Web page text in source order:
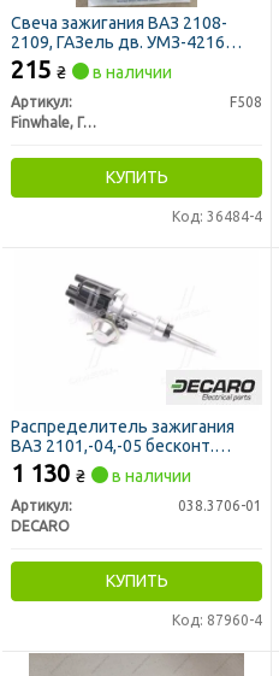
Свеча зажигания ВАЗ 2108-
2109, ГАЗель дв. УМЗ-4216
(комплект 4шт) (пр-во
FINWHALE)
215 ₴ в наличии
Артикул:
F508
Finwhale, Германия
КУПИТЬ
Код: 36484-4
Распределитель зажигания
ВАЗ 2101,-04,-05 бесконт.
(DECARO)
1 130 ₴ в наличии
Артикул:
038.3706-01
DECARO
КУПИТЬ
Код: 87960-4